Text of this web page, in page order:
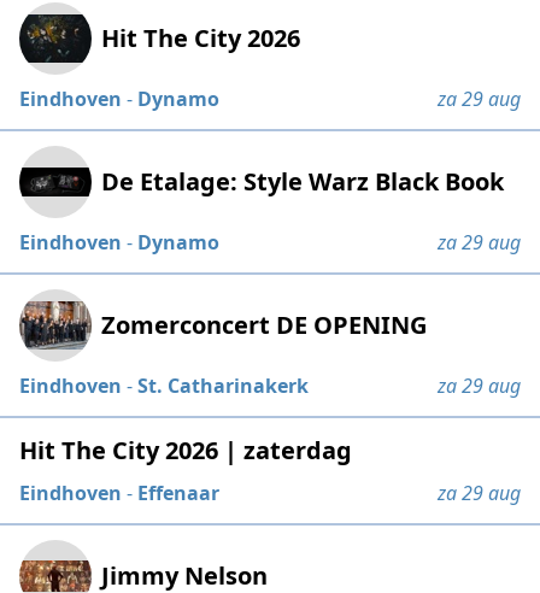
Hit The City 2026
Eindhoven - Dynamo za 29 aug
De Etalage: Style Warz Black Book
Eindhoven - Dynamo za 29 aug
Zomerconcert DE OPENING
Eindhoven -St. Catharinakerk za 29 aug
Hit The City 2026 | zaterdag
Eindhoven - Effenaar za 29 aug
Jimmy Nelson